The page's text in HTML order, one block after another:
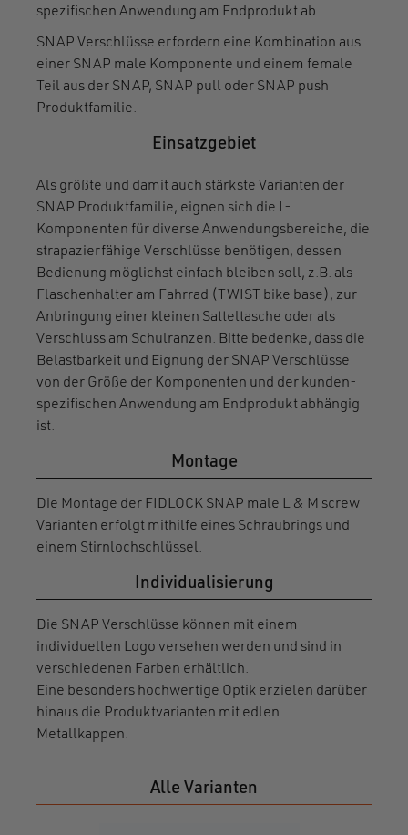
spezifischen Anwendung am Endprodukt ab.
SNAP Verschlüsse erfordern eine Kombination aus
einer SNAP male Komponente und einem female
Teil aus der SNAP, SNAP pull oder SNAP push
Produktfamilie.
Einsatzgebiet
Als größte und damit auch stärkste Varianten der
SNAP Produktfamilie, eignen sich die L-
Komponenten für diverse Anwendungsbereiche, die
strapazierfähige Verschlüsse benötigen, dessen
Bedienung möglichst einfach bleiben soll, z.B. als
Flaschenhalter am Fahrrad (TWIST bike base), zur
Anbringung einer kleinen Satteltasche oder als
Verschluss am Schulranzen. Bitte bedenke, dass die
Belastbarkeit und Eignung der SNAP Verschlüsse
von der Größe der Komponenten und der kunden-
spezifischen Anwendung am Endprodukt abhängig
ist.
Montage
Die Montage der FIDLOCK SNAP male L & M screw
Varianten erfolgt mithilfe eines Schraubrings und
einem Stirnlochschlüssel.
Individualisierung
Die SNAP Verschlüsse können mit einem
individuellen Logo versehen werden und sind in
verschiedenen Farben erhältlich.
Eine besonders hochwertige Optik erzielen darüber
hinaus die Produktvarianten mit edlen
Metallkappen.
Alle Varianten